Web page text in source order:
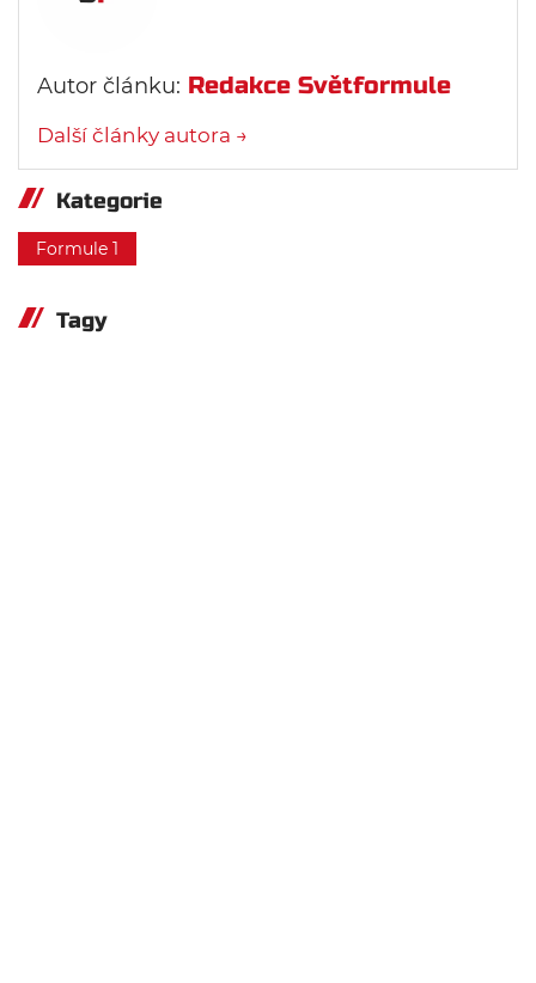
Autor článku: Redakce Světformule
Další články autora →
Kategorie
Formule 1
Tagy